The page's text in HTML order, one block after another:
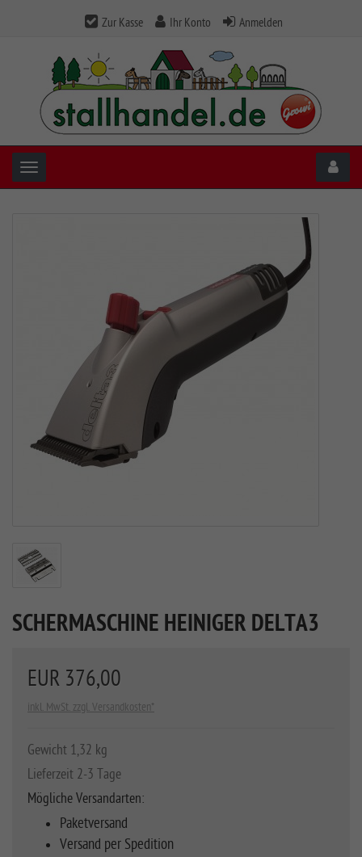
Zur Kasse Ihr Konto Anmelden
Toggle navigation
SCHERMASCHINE HEINIGER DELTA3
EUR 376,00
inkl. MwSt. zzgl. Versandkosten*
Gewicht 1,32 kg
Lieferzeit 2-3 Tage
Mögliche Versandarten:
Paketversand
Versand per Spedition